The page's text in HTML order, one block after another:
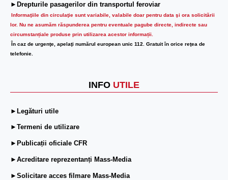
►Drepturile pasagerilor din transportul feroviar
Informaţiile din circulaţie sunt variabile, valabile doar pentru data şi ora solicitării
lor. Nu ne asumăm răspunderea pentru eventuale pagube directe, indirecte sau
circumstanțiale produse prin utilizarea acestor informații.
În caz de urgenţe, apelaţi numărul european unic 112. Gratuit în orice reţea de
telefonie.
INFO UTILE
►Legături utile
►Termeni de utilizare
►Publicații oficiale CFR
►Acreditare reprezentanți Mass-Media
►Solicitare acces filmare Mass-Media